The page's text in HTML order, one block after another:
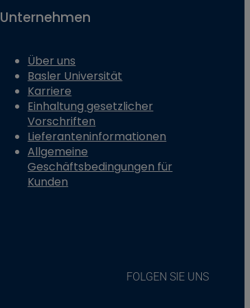
Unternehmen
Über uns
Basler Universität
Karriere
Einhaltung gesetzlicher
Vorschriften
Lieferanteninformationen
Allgemeine
Geschäftsbedingungen für
Kunden
FOLGEN SIE UNS